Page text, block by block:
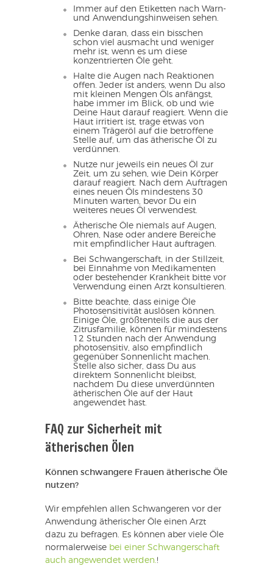
Immer auf den Etiketten nach Warn-
und Anwendungshinweisen sehen.
Denke daran, dass ein bisschen
schon viel ausmacht und weniger
mehr ist, wenn es um diese
konzentrierten Öle geht.
Halte die Augen nach Reaktionen
offen. Jeder ist anders, wenn Du also
mit kleinen Mengen Öls anfängst,
habe immer im Blick, ob und wie
Deine Haut darauf reagiert. Wenn die
Haut irritiert ist, trage etwas von
einem Trägeröl auf die betroffene
Stelle auf, um das ätherische Öl zu
verdünnen.
Nutze nur jeweils ein neues Öl zur
Zeit, um zu sehen, wie Dein Körper
darauf reagiert. Nach dem Auftragen
eines neuen Öls mindestens 30
Minuten warten, bevor Du ein
weiteres neues Öl verwendest.
Ätherische Öle niemals auf Augen,
Ohren, Nase oder andere Bereiche
mit empfindlicher Haut auftragen.
Bei Schwangerschaft, in der Stillzeit,
bei Einnahme von Medikamenten
oder bestehender Krankheit bitte vor
Verwendung einen Arzt konsultieren.
Bitte beachte, dass einige Öle
Photosensitivität auslösen können.
Einige Öle, größtenteils die aus der
Zitrusfamilie, können für mindestens
12 Stunden nach der Anwendung
photosensitiv, also empfindlich
gegenüber Sonnenlicht machen.
Stelle also sicher, dass Du aus
direktem Sonnenlicht bleibst,
nachdem Du diese unverdünnten
ätherischen Öle auf der Haut
angewendet hast.
FAQ zur Sicherheit mit
ätherischen Ölen
Können schwangere Frauen ätherische Öle
nutzen?
Wir empfehlen allen Schwangeren vor der
Anwendung ätherischer Öle einen Arzt
dazu zu befragen. Es können aber viele Öle
normalerweise bei einer Schwangerschaft
auch angewendet werden.!